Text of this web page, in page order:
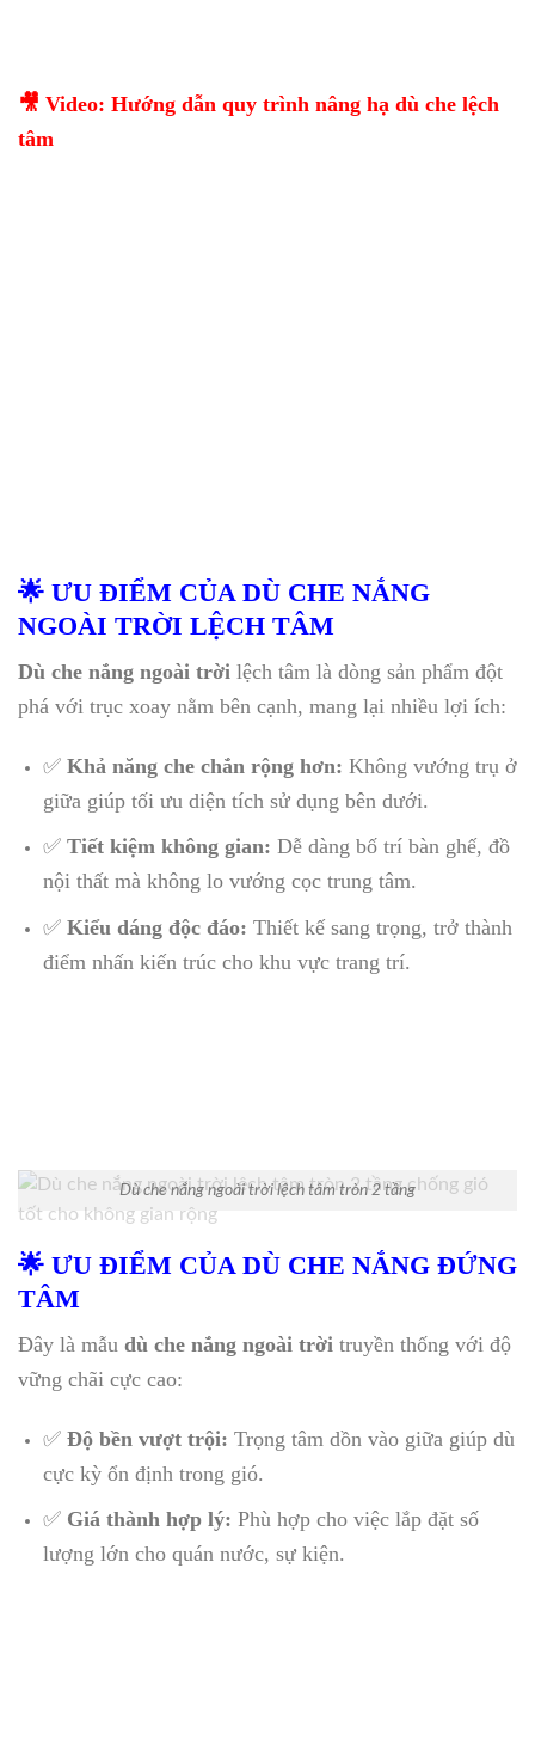
🎥 Video: Hướng dẫn quy trình nâng hạ dù che lệch
tâm
🌟 ƯU ĐIỂM CỦA DÙ CHE NẮNG
NGOÀI TRỜI LỆCH TÂM
Dù che nắng ngoài trời lệch tâm là dòng sản phẩm đột
phá với trục xoay nằm bên cạnh, mang lại nhiều lợi ích:
✅ Khả năng che chắn rộng hơn: Không vướng trụ ở
giữa giúp tối ưu diện tích sử dụng bên dưới.
✅ Tiết kiệm không gian: Dễ dàng bố trí bàn ghế, đồ
nội thất mà không lo vướng cọc trung tâm.
✅ Kiểu dáng độc đáo: Thiết kế sang trọng, trở thành
điểm nhấn kiến trúc cho khu vực trang trí.
Dù che nắng ngoài trời lệch tâm tròn 2 tầng
🌟 ƯU ĐIỂM CỦA DÙ CHE NẮNG ĐỨNG
TÂM
Đây là mẫu dù che nắng ngoài trời truyền thống với độ
vững chãi cực cao:
✅ Độ bền vượt trội: Trọng tâm dồn vào giữa giúp dù
cực kỳ ổn định trong gió.
✅ Giá thành hợp lý: Phù hợp cho việc lắp đặt số
lượng lớn cho quán nước, sự kiện.